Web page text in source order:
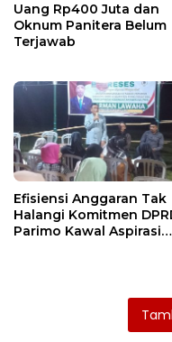
Uang Rp400 Juta dan
Oknum Panitera Belum
Terjawab
Efisiensi Anggaran Tak
Halangi Komitmen
Parimo Kawal Aspirasi